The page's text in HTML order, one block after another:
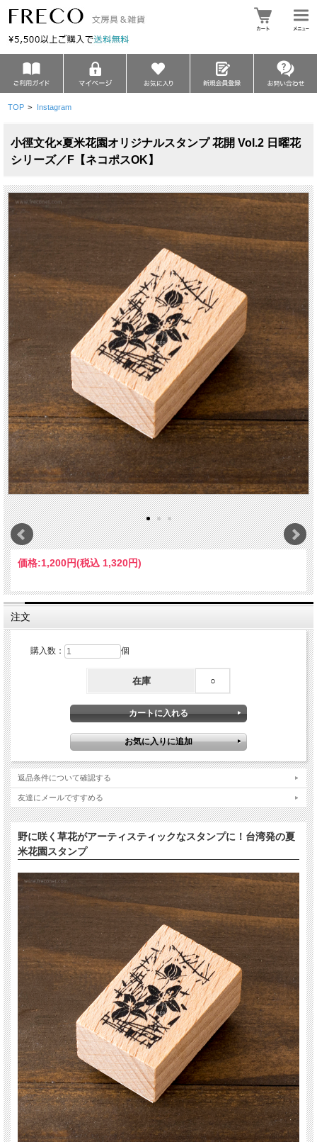
TOP > Instagram
小徑文化×夏米花園オリジナルスタンプ 花開 Vol.2 日曜花
シリーズ／F【ネコポスOK】
価格:1,200円(税込 1,320円)
注文
購入数： 個
在庫 ○
返品条件について確認する
友達にメールですすめる
野に咲く草花がアーティスティックなスタンプに！台湾発の夏
米花園スタンプ